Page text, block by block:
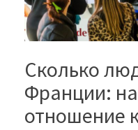
Сколько
Франции:
отношение